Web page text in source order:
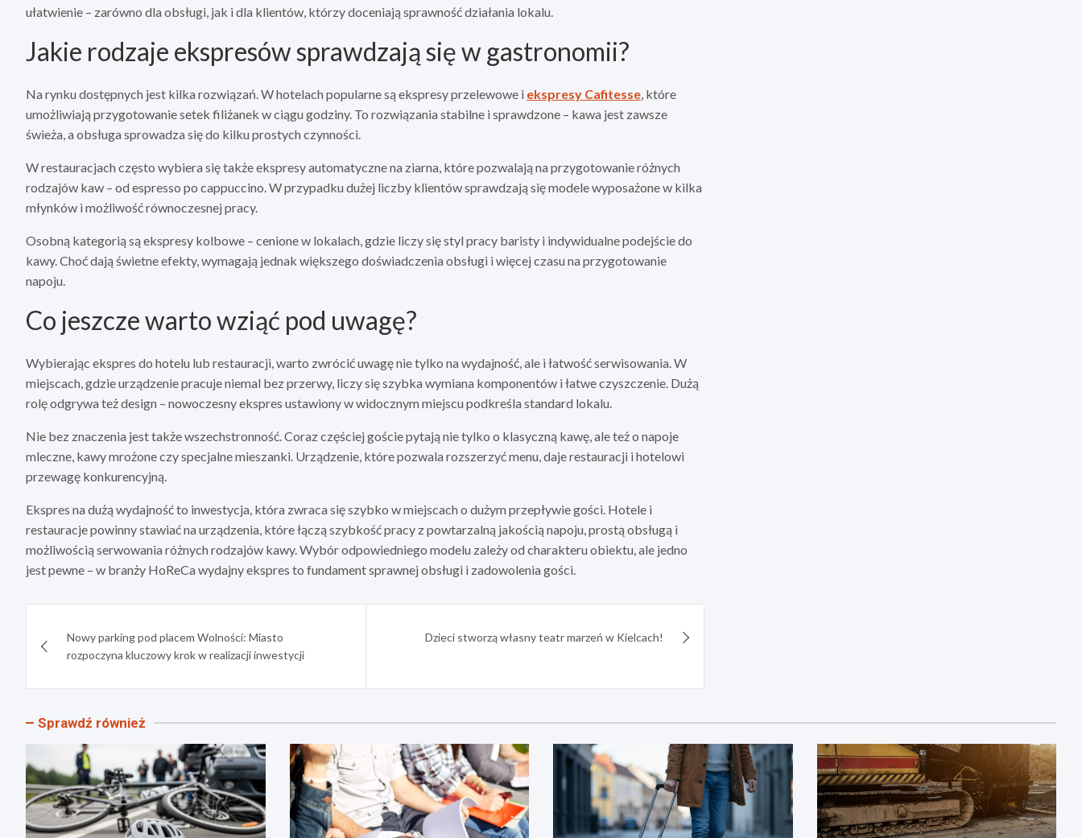
ułatwienie – zarówno dla obsługi, jak i dla klientów, którzy doceniają sprawność działania lokalu.
Jakie rodzaje ekspresów sprawdzają się w gastronomii?
Na rynku dostępnych jest kilka rozwiązań. W hotelach popularne są ekspresy przelewowe i ekspresy Cafitesse, które
umożliwiają przygotowanie setek filiżanek w ciągu godziny. To rozwiązania stabilne i sprawdzone – kawa jest zawsze
świeża, a obsługa sprowadza się do kilku prostych czynności.
W restauracjach często wybiera się także ekspresy automatyczne na ziarna, które pozwalają na przygotowanie różnych
rodzajów kaw – od espresso po cappuccino. W przypadku dużej liczby klientów sprawdzają się modele wyposażone w kilka
młynków i możliwość równoczesnej pracy.
Osobną kategorią są ekspresy kolbowe – cenione w lokalach, gdzie liczy się styl pracy baristy i indywidualne podejście do
kawy. Choć dają świetne efekty, wymagają jednak większego doświadczenia obsługi i więcej czasu na przygotowanie
napoju.
Co jeszcze warto wziąć pod uwagę?
Wybierając ekspres do hotelu lub restauracji, warto zwrócić uwagę nie tylko na wydajność, ale i łatwość serwisowania. W
miejscach, gdzie urządzenie pracuje niemal bez przerwy, liczy się szybka wymiana komponentów i łatwe czyszczenie. Dużą
rolę odgrywa też design – nowoczesny ekspres ustawiony w widocznym miejscu podkreśla standard lokalu.
Nie bez znaczenia jest także wszechstronność. Coraz częściej goście pytają nie tylko o klasyczną kawę, ale też o napoje
mleczne, kawy mrożone czy specjalne mieszanki. Urządzenie, które pozwala rozszerzyć menu, daje restauracji i hotelowi
przewagę konkurencyjną.
Ekspres na dużą wydajność to inwestycja, która zwraca się szybko w miejscach o dużym przepływie gości. Hotele i
restauracje powinny stawiać na urządzenia, które łączą szybkość pracy z powtarzalną jakością napoju, prostą obsługą i
możliwością serwowania różnych rodzajów kawy. Wybór odpowiedniego modelu zależy od charakteru obiektu, ale jedno
jest pewne – w branży HoReCa wydajny ekspres to fundament sprawnej obsługi i zadowolenia gości.
wpisuNowy parking pod placem Wolności: Miasto
rozpoczyna kluczowy krok w realizacji inwestycji
Dzieci stworzą własny teatr marzeń w Kielcach!
Sprawdź również